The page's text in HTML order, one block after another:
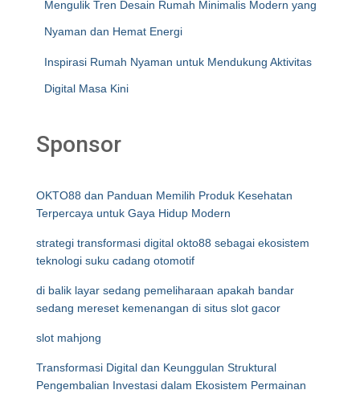
Mengulik Tren Desain Rumah Minimalis Modern yang
Nyaman dan Hemat Energi
Inspirasi Rumah Nyaman untuk Mendukung Aktivitas
Digital Masa Kini
Sponsor
OKTO88 dan Panduan Memilih Produk Kesehatan
Terpercaya untuk Gaya Hidup Modern
strategi transformasi digital okto88 sebagai ekosistem
teknologi suku cadang otomotif
di balik layar sedang pemeliharaan apakah bandar
sedang mereset kemenangan di situs slot gacor
slot mahjong
Transformasi Digital dan Keunggulan Struktural
Pengembalian Investasi dalam Ekosistem Permainan